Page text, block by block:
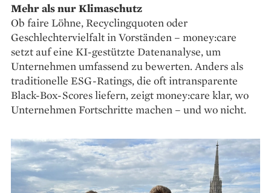
Mehr als nur Klimaschutz
Ob faire Löhne, Recyclingquoten oder
Geschlechtervielfalt in Vorständen – money:care
setzt auf eine KI-gestützte Datenanalyse, um
Unternehmen umfassend zu bewerten. Anders als
traditionelle ESG-Ratings, die oft intransparente
Black-Box-Scores liefern, zeigt money:care klar, wo
Unternehmen Fortschritte machen – und wo nicht.